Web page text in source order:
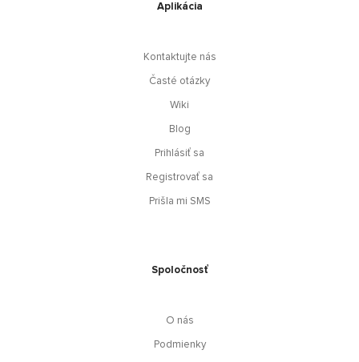
Aplikácia
Kontaktujte nás
Časté otázky
Wiki
Blog
Prihlásiť sa
Registrovať sa
Prišla mi SMS
Spoločnosť
O nás
Podmienky